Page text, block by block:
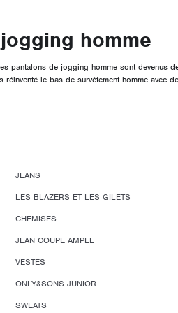
homme
de jogging homme sont
le bas de survêtement homme avec
JEANS
LES BLAZERS ET LES GILETS
CHEMISES
JEAN COUPE AMPLE
VESTES
ONLY&SONS JUNIOR
SWEATS